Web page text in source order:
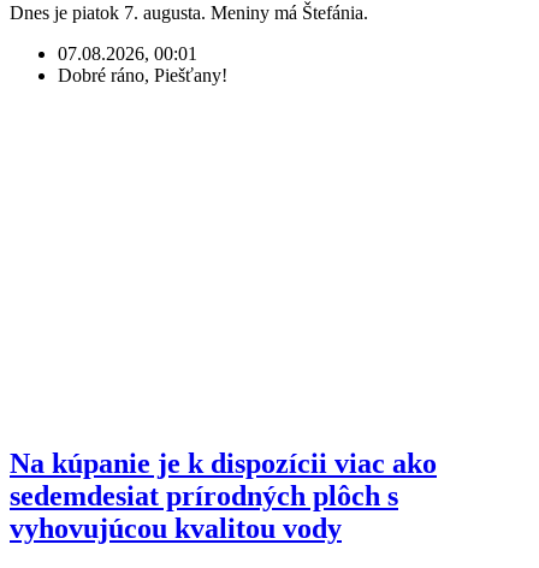
Dnes je piatok 7. augusta. Meniny má Štefánia.
07.08.2026, 00:01
Dobré ráno, Piešťany!
Na kúpanie je k dispozícii viac ako
sedemdesiat prírodných plôch s
vyhovujúcou kvalitou vody